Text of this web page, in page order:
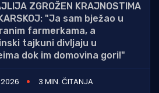
ZGROŽEN KRAJNOSTIMA
"Ja sam bježao u
farmerkama, a
tajkuni divljaju u
dok im domovina gori!"
3 MIN. ČITANJA